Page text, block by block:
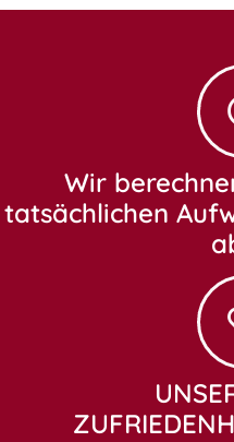
Wir
tatsächlichen